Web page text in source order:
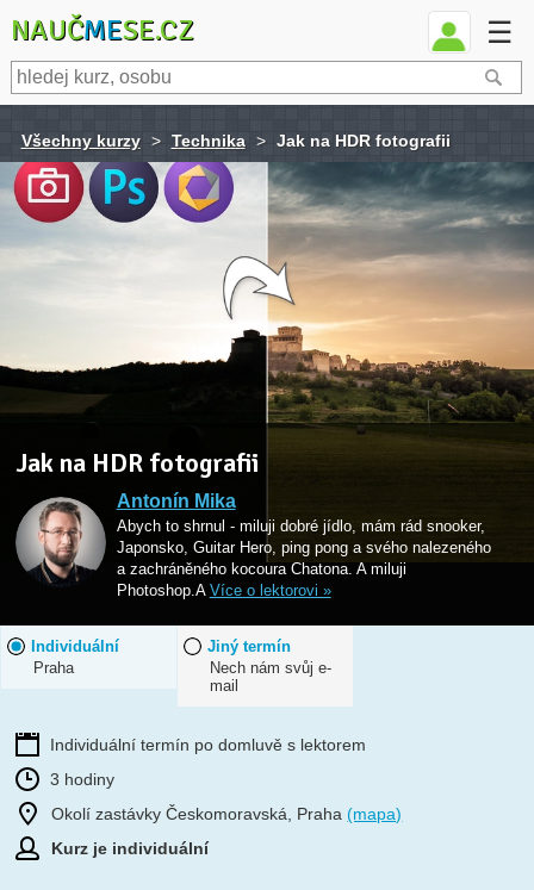
NAUČMESE.CZ ☰
Všechny kurzy > Technika > Jak na HDR fotografii
Jak na HDR fotografii
Antonín Mika
Abych to shrnul - miluji dobré jídlo, mám rád snooker,
Japonsko, Guitar Hero, ping pong a svého nalezeného
a zachráněného kocoura Chatona. A miluji
Photoshop.A Více o lektorovi »
Individuální
Praha
Jiný termín
Nech nám svůj e-
mail
Individuální termín po domluvě s lektorem
3 hodiny
Okolí zastávky Českomoravská, Praha(mapa)
Kurz je individuální